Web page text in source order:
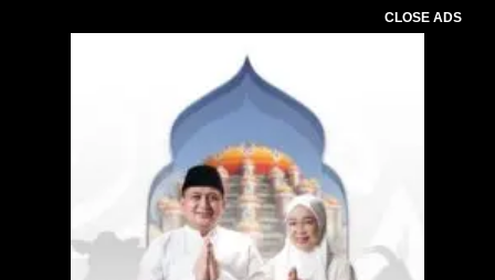
CLOSE ADS